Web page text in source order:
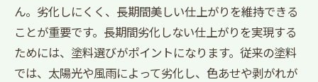
ん。劣化しにくく、長期間美しい仕上がりを維持できる
ことが重要です。長期間劣化しない仕上がりを実現する
ためには、塗料選びがポイントになります。従来の塗料
では、太陽光や風雨によって劣化し、色あせや剥がれが